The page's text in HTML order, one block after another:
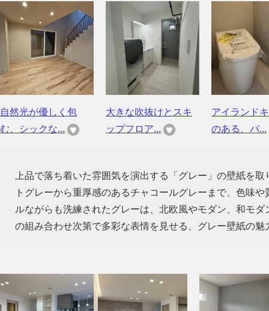
自然光が優しく包
む、シックな...
大きな吹抜けとスキ
ップフロア...
アイランド
のある、バ...
上品で落ち着いた雰囲気を演出する「グレー」の壁紙を
トグレーから重厚感のあるチャコールグレーまで、色味
ルながらも洗練されたグレーは、北欧風やモダン、和モ
の組み合わせ次第で多彩な表情を見せる、グレー壁紙の